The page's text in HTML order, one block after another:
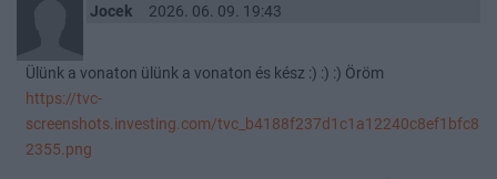
Jocek 2026. 06. 09. 19:43
Ülünk a vonaton ülünk a vonaton és kész :) :) :) Öröm
https://tvc-
screenshots.investing.com/tvc_b4188f237d1c1a12240c8ef1bfc8
2355.png